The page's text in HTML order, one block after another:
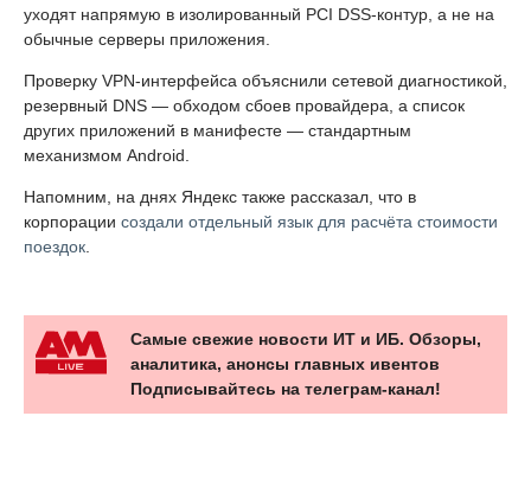
уходят напрямую в изолированный PCI DSS-контур, а не на
обычные серверы приложения.
Проверку VPN-интерфейса объяснили сетевой диагностикой,
резервный DNS — обходом сбоев провайдера, а список
других приложений в манифесте — стандартным
механизмом Android.
Напомним, на днях Яндекс также рассказал, что в
корпорации создали отдельный язык для расчёта стоимости
поездок
Самые свежие новости ИТ и ИБ. Обзоры,
аналитика, анонсы главных ивентов
Подписывайтесь на телеграм-канал!